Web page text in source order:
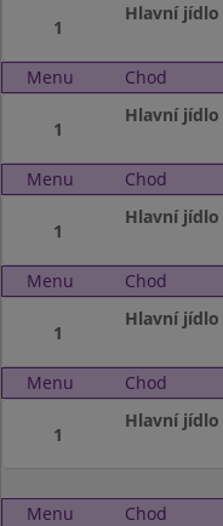
1
Hlavní jídlo
Menu Chod
1
Hlavní jídlo
Menu Chod
1
Hlavní jídlo
Menu Chod
1
Hlavní jídlo
Menu Chod
1
Hlavní jídlo
Menu Chod